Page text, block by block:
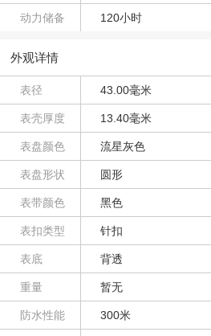
动力储备 120小时
外观详情
表径 43.00毫米
表壳厚度 13.40毫米
表盘颜色 流星灰色
表盘形状 圆形
表带颜色 黑色
表扣类型 针扣
表底 背透
重量 暂无
防水性能 300米